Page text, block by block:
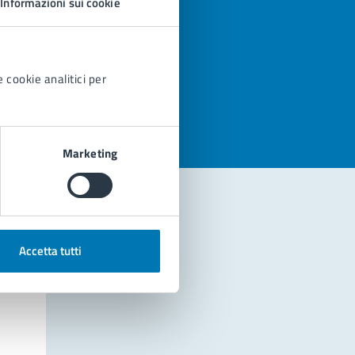
cookie analitici per
Marketing
Accetta tutti